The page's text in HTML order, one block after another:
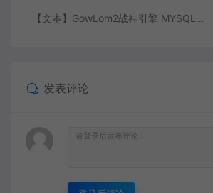
【文本】GowLom2战神引擎 MYSQL安装时出现问题（The service already exists）
发表评论